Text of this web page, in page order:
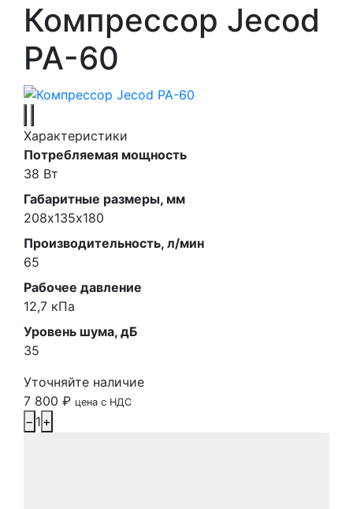
Компрессор Jecod
PA-60
Характеристики
Потребляемая мощность
38 Вт
Габаритные размеры, мм
208х135х180
Производительность, л/мин
65
Рабочее давление
12,7 кПа
Уровень шума, дБ
35
Уточняйте наличие
7 800 ₽ цена с НДС
− 1 +